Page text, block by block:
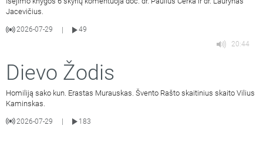
Jacevičius.
2026-07-29
49
20:44
Dievo Žodis
Homiliją sako kun. Erastas Murauskas. Švento Rašto skaitinius skaito Vilius
Kaminskas.
2026-07-29 183